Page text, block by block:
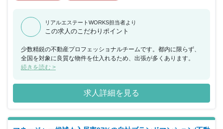
リアルエステートWORKS担当者より
この求人のこだわりポイント
少数精鋭の不動産プロフェッショナルチームです。都内に限らず、
全国を対象に良質な物件を仕入れるため、出張が多くあります。
続きを読む >
求人詳細を見る